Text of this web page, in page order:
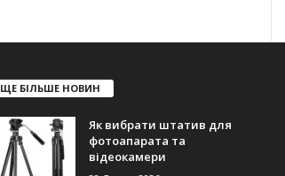
ЩЕ БІЛЬШЕ НОВИН
Як вибрати штатив для
фотоапарата та
відеокамери